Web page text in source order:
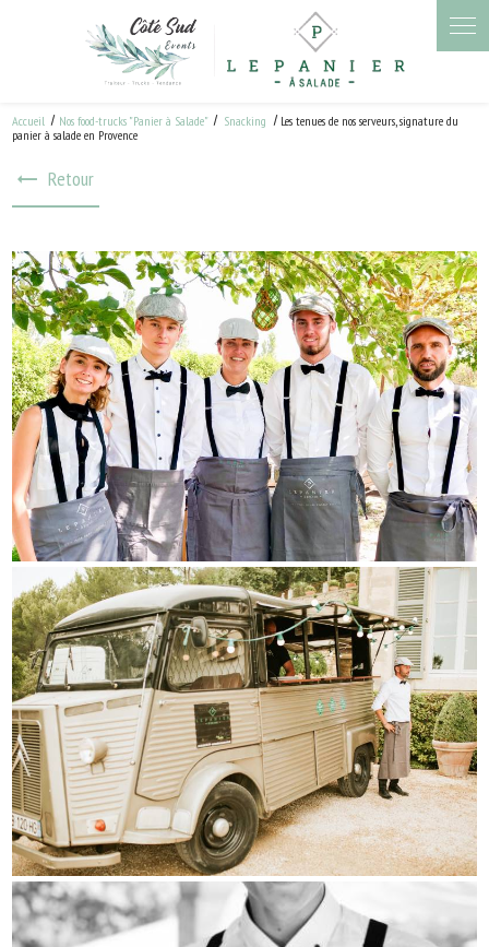
Accueil Nos food-trucks "Panier à Salade" Snacking
Les tenues de nos serveurs, signature du
panier à salade en Provence
Retour